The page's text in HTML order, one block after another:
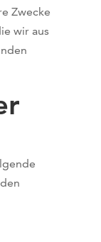
Zwecke
wir aus